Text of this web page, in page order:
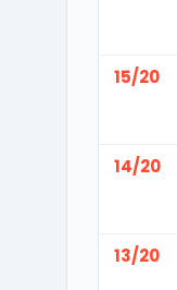
15/20
14/20
13/20